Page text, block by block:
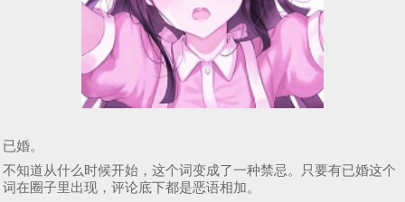
已婚。
不知道从什么时候开始，这个词变成了一种禁忌。只要有已婚这个
词在圈子里出现，评论底下都是恶语相加。